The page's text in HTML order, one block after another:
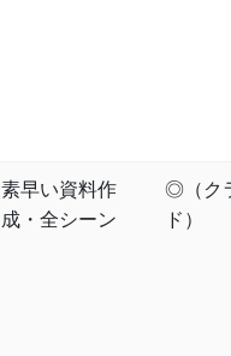
素早い資料作
成・全シーン
◎（ク
ド）